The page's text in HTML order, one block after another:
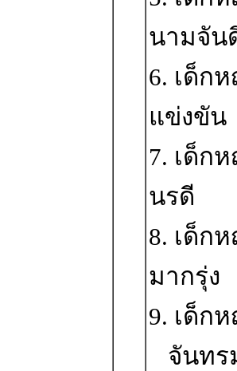
นามจัน
6. เด็
แข่งขัน
7. เด็ก
นรดี
8. เด็
มากรุ่ง
9. เด็ก
จันทร